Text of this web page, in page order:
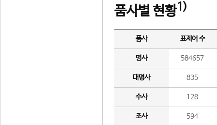
품사별 현황1)
품사 표제어 수
명사 584657
대명사 835
수사 128
조사 594